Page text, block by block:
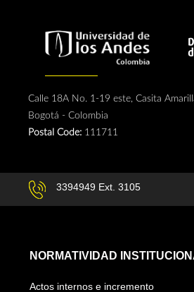
Calle 18A No. 1-19 este, Casita Amarilla
Bogotá - Colombia
Postal Code: 111711
Actos internos e incremento
Derechos pecunarios